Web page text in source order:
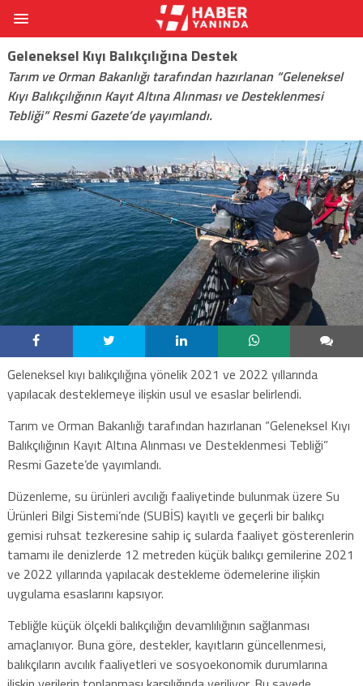
Geleneksel Kıyı Balıkçılığına Destek
Tarım ve Orman Bakanlığı tarafından hazırlanan “Geleneksel
Kıyı Balıkçılığının Kayıt Altına Alınması ve Desteklenmesi
Tebliği” Resmi Gazete’de yayımlandı.
Geleneksel kıyı balıkçılığına yönelik 2021 ve 2022 yıllarında
yapılacak desteklemeye ilişkin usul ve esaslar belirlendi.
Tarım ve Orman Bakanlığı tarafından hazırlanan “Geleneksel Kıyı
Balıkçılığının Kayıt Altına Alınması ve Desteklenmesi Tebliği”
Resmi Gazete’de yayımlandı.
Düzenleme, su ürünleri avcılığı faaliyetinde bulunmak üzere Su
Ürünleri Bilgi Sistemi’nde (SUBİS) kayıtlı ve geçerli bir balıkçı
gemisi ruhsat tezkeresine sahip iç sularda faaliyet gösterenlerin
tamamı ile denizlerde 12 metreden küçük balıkçı gemilerine 2021
ve 2022 yıllarında yapılacak destekleme ödemelerine ilişkin
uygulama esaslarını kapsıyor.
Tebliğle küçük ölçekli balıkçılığın devamlılığının sağlanması
amaçlanıyor. Buna göre, destekler, kayıtların güncellenmesi,
balıkçıların avcılık faaliyetleri ve sosyoekonomik durumlarına